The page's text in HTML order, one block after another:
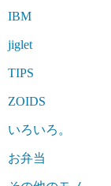
IBM
jiglet
TIPS
ZOIDS
いろいろ。
お弁当